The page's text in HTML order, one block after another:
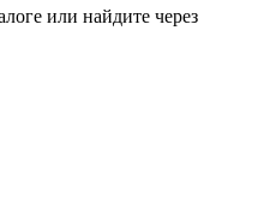
или найдите через